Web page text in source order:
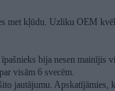
met kļūdu. Uzliku OEM
bija nesen mainījis
visām 6 svecēm.
jautājumu. Apskatījāmies,